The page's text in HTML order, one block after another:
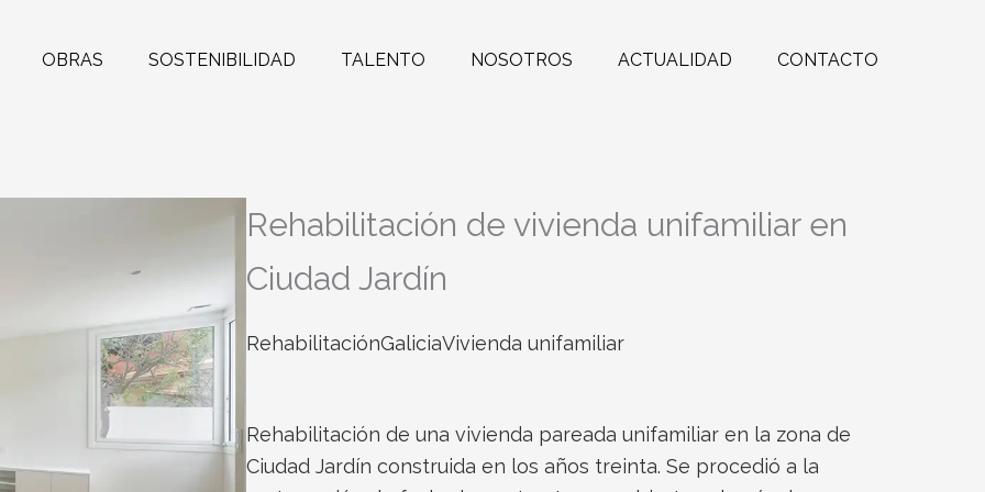
OBRAS SOSTENIBILIDAD TALENTO NOSOTROS ACTUALIDAD CONTACTO
Rehabilitación de vivienda unifamiliar en
Ciudad Jardín
RehabilitaciónGaliciaVivienda unifamiliar
Rehabilitación de una vivienda pareada unifamiliar en la zona de
Ciudad Jardín construida en los años treinta. Se procedió a la